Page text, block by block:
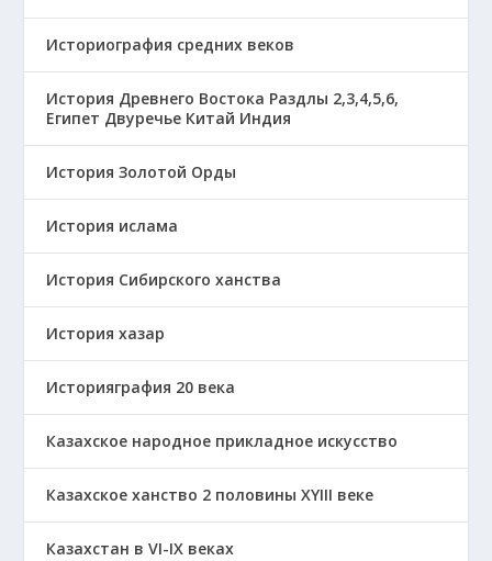
Историография средних веков
История Древнего Востока Раздлы 2,3,4,5,6,
Египет Двуречье Китай Индия
История Золотой Орды
История ислама
История Сибирского ханства
История хазар
Историяграфия 20 века
Казахское народное прикладное искусство
Казахское ханство 2 половины ХҮІІІ веке
Казахстан в VI-IX веках